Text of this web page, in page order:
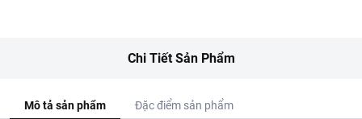
Chi Tiết Sản Phẩm
Mô tả sản phẩm Đặc điểm sản phẩm